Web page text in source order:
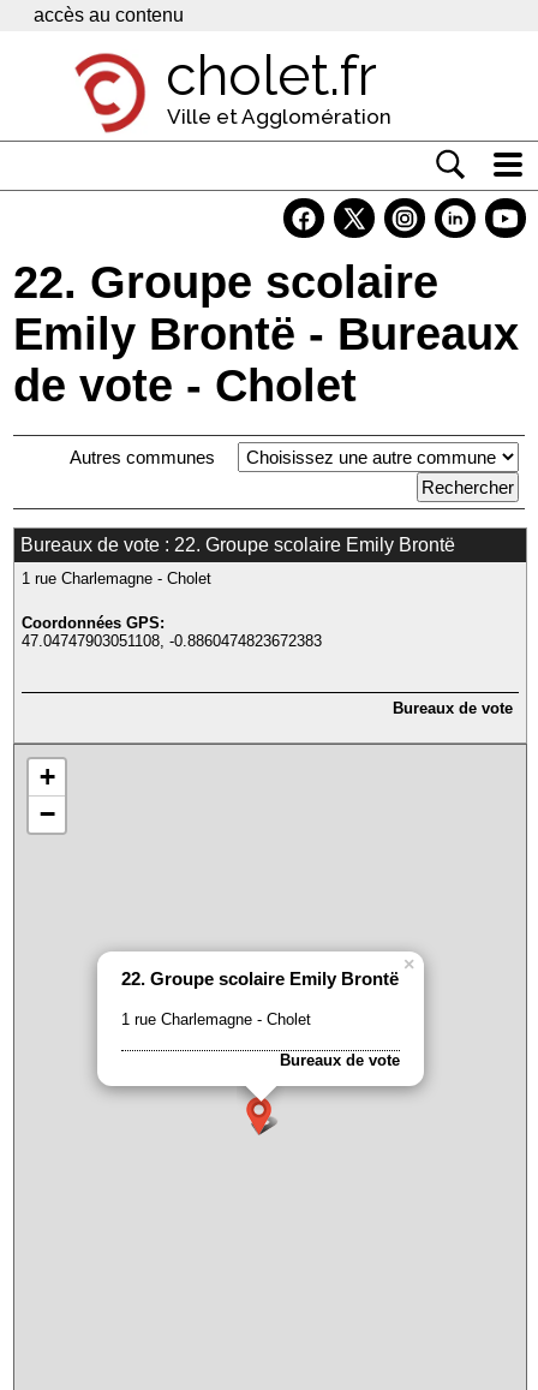
Panneau de gestion des cookies
accès au contenu
cholet.fr
Ville et Agglomération
Vivre à Cholet
Economie
22. Groupe scolaire
Emily Brontë - Bureaux
de vote - Cholet
Autres communes
Bureaux de vote : 22. Groupe scolaire Emily Brontë
1 rue Charlemagne - Cholet
Coordonnées GPS:
47.04747903051108, -0.8860474823672383
Bureaux de vote
22. Groupe scolaire Emily Brontë
1 rue Charlemagne - Cholet
Bureaux de vote
×
+
−